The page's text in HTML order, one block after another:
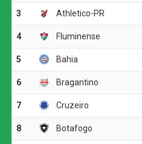
O jogo
A partida começou com um
já no primeiro minuto,
por cima da meta defendida
contudo, não demorou a
Flaco López pelo lado
levou a melhor sobre a
Jhon Arias, que completou de